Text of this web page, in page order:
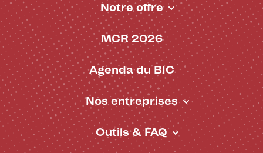
Pied de page - BIC
Notre offre
MCR 2026
Agenda du BIC
Nos entreprises
Outils & FAQ